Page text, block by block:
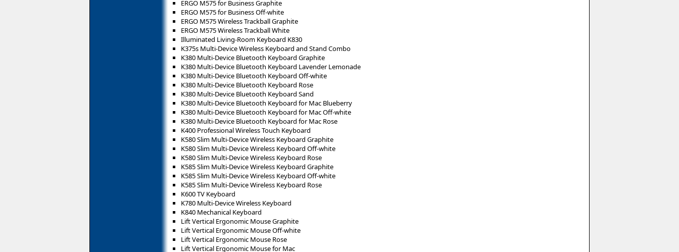
ERGO M575 for Business Graphite
ERGO M575 for Business Off-white
ERGO M575 Wireless Trackball Graphite
ERGO M575 Wireless Trackball White
Illuminated Living-Room Keyboard K830
K375s Multi-Device Wireless Keyboard and Stand Combo
K380 Multi-Device Bluetooth Keyboard Graphite
K380 Multi-Device Bluetooth Keyboard Lavender Lemonade
K380 Multi-Device Bluetooth Keyboard Off-white
K380 Multi-Device Bluetooth Keyboard Rose
K380 Multi-Device Bluetooth Keyboard Sand
K380 Multi-Device Bluetooth Keyboard for Mac Blueberry
K380 Multi-Device Bluetooth Keyboard for Mac Off-white
K380 Multi-Device Bluetooth Keyboard for Mac Rose
K400 Professional Wireless Touch Keyboard
K580 Slim Multi-Device Wireless Keyboard Graphite
K580 Slim Multi-Device Wireless Keyboard Off-white
K580 Slim Multi-Device Wireless Keyboard Rose
K585 Slim Multi-Device Wireless Keyboard Graphite
K585 Slim Multi-Device Wireless Keyboard Off-white
K585 Slim Multi-Device Wireless Keyboard Rose
K600 TV Keyboard
K780 Multi-Device Wireless Keyboard
K840 Mechanical Keyboard
Lift Vertical Ergonomic Mouse Graphite
Lift Vertical Ergonomic Mouse Off-white
Lift Vertical Ergonomic Mouse Rose
Lift Vertical Ergonomic Mouse for Mac